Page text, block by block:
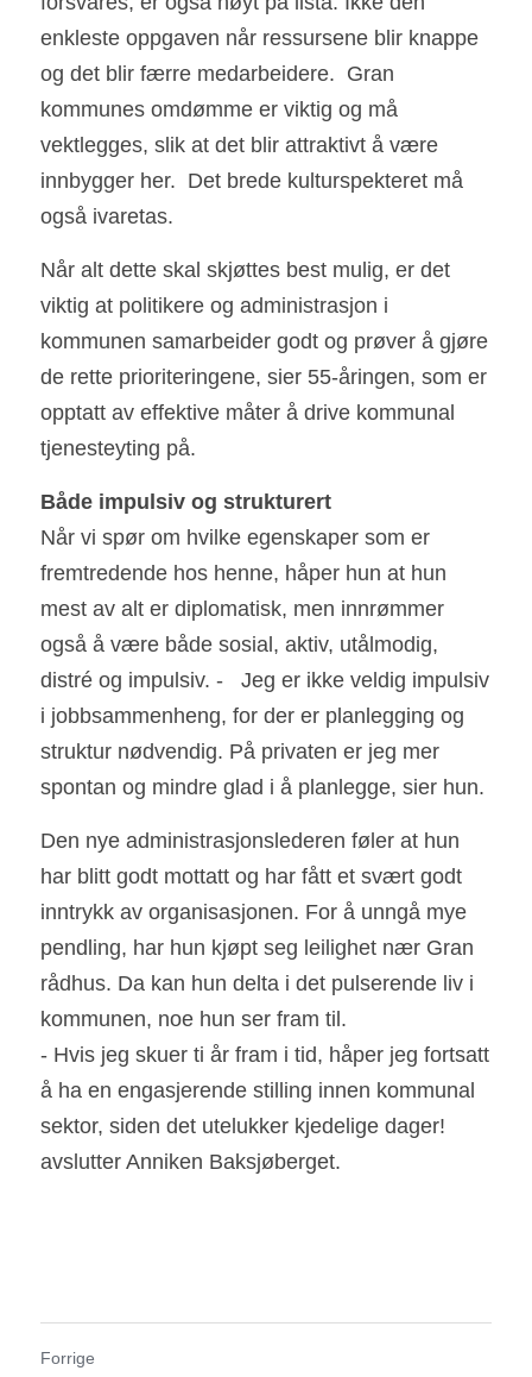
enkleste oppgaven når ressursene blir knappe
og det blir færre medarbeidere.  Gran
kommunes omdømme er viktig og må
vektlegges, slik at det blir attraktivt å være
innbygger her.  Det brede kulturspekteret må
også ivaretas.
Når alt dette skal skjøttes best mulig, er det
viktig at politikere og administrasjon i
kommunen samarbeider godt og prøver å gjøre
de rette prioriteringene, sier 55-åringen, som er
opptatt av effektive måter å drive kommunal
tjenesteyting på.
Både
Når vi spør om hvilke egenskaper som er
fremtredende hos henne, håper hun at hun
mest av alt er diplomatisk, men innrømmer
også å være både sosial, aktiv, utålmodig,
distré og impulsiv. -   Jeg er ikke veldig impulsiv
i jobbsammenheng, for der er planlegging og
struktur nødvendig. På privaten er jeg mer
spontan og mindre glad i å planlegge, sier hun.
Den nye administrasjonslederen føler at hun
har blitt godt mottatt og har fått et svært godt
inntrykk av organisasjonen. For å unngå mye
pendling, har hun kjøpt seg leilighet nær Gran
rådhus. Da kan hun delta i det pulserende liv i
kommunen, noe hun ser fram til.
- Hvis jeg skuer ti år fram i tid, håper jeg fortsatt
å ha en engasjerende stilling innen kommunal
sektor, siden det utelukker kjedelige dager!
avslutter Anniken Baksjøberget.
Forrige